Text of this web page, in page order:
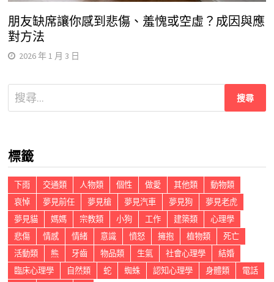
朋友缺席讓你感到悲傷、羞愧或空虛？成因與應
對方法
2026 年 1 月 3 日
搜
尋
字:
標籤
下雨 交通類 人物類 個性 做愛 其他類
動物類
哀悼
夢見前任 夢見槍 夢見汽車 夢見狗
夢見老虎
夢見貓
媽媽 宗教類 小狗 工作 建築類
心理學
悲傷
情感 情緒 意識 憤怒 擁抱 植物類
死亡
活動類
熊 牙齒 物品類 生氣 社會心理學
結婚
臨床心理學
自然類 蛇 蜘蛛 認知心理學 身體類
電話